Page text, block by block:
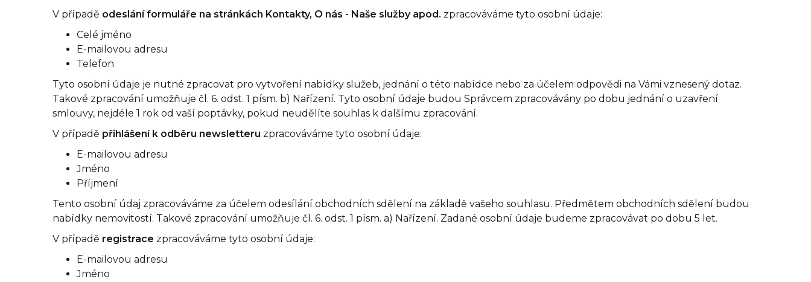
V případě odeslání formuláře na stránkách Kontakty, O nás - Naše služby apod. zpracováváme tyto osobní údaje:
Celé jméno
E-mailovou adresu
Telefon
Tyto osobní údaje je nutné zpracovat pro vytvoření nabídky služeb, jednání o této nabídce nebo za účelem odpovědi na Vámi vznesený dotaz.
Takové zpracování umožňuje čl. 6. odst. 1 písm. b) Nařízení. Tyto osobní údaje budou Správcem zpracovávány po dobu jednání o uzavření
smlouvy, nejdéle 1 rok od vaší poptávky, pokud neudělíte souhlas k dalšímu zpracování.
V případě přihlášení k odběru newsletteru zpracováváme tyto osobní údaje:
E-mailovou adresu
Jméno
Příjmení
Tento osobní údaj zpracováváme za účelem odesílání obchodních sdělení na základě vašeho souhlasu. Předmětem obchodních sdělení budou
nabídky nemovitostí. Takové zpracování umožňuje čl. 6. odst. 1 písm. a) Nařízení. Zadané osobní údaje budeme zpracovávat po dobu 5 let.
V případě registrace zpracováváme tyto osobní údaje:
E-mailovou adresu
Jméno